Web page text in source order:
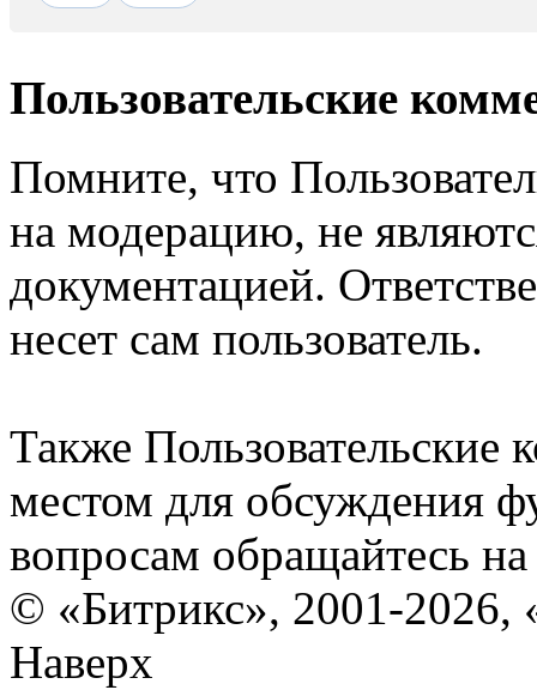
Пользовательские
Помните, что
на модерацию, не
документацией.
несет сам пользователь.
Также Пользовательские
местом для обсуждения
вопросам обращайтесь
© «Битрикс», 2001-2026,
Наверх